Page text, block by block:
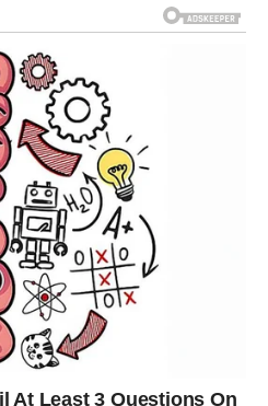
postati mnogo ozbiljnija.
vikend donosi posebno
iznenaditi pažnjom i
imaju velike šanse za
snažne emocije.
razvijaju mnogo bolje nego